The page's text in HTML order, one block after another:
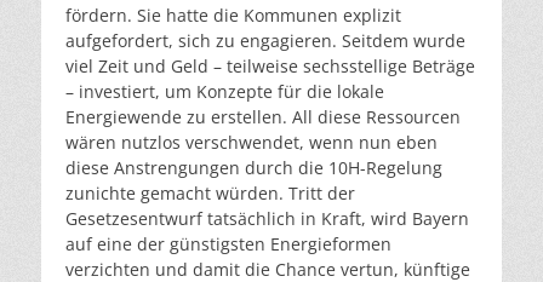
fördern. Sie hatte die Kommunen explizit
aufgefordert, sich zu engagieren. Seitdem wurde
viel Zeit und Geld – teilweise sechsstellige Beträge
– investiert, um Konzepte für die lokale
Energiewende zu erstellen. All diese Ressourcen
wären nutzlos verschwendet, wenn nun eben
diese Anstrengungen durch die 10H-Regelung
zunichte gemacht würden. Tritt der
Gesetzesentwurf tatsächlich in Kraft, wird Bayern
auf eine der günstigsten Energieformen
verzichten und damit die Chance vertun, künftige